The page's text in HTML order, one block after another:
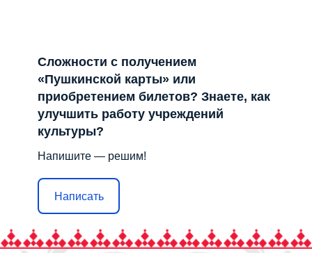
Сложности с получением
«Пушкинской карты» или
приобретением билетов? Знаете, как
улучшить работу учреждений
культуры?
Напишите — решим!
Написать